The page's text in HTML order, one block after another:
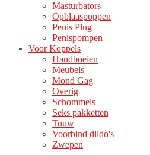
Masturbators
Opblaaspoppen
Penis Plug
Penispompen
Voor Koppels
Handboeien
Meubels
Mond Gag
Overig
Schommels
Seks pakketten
Touw
Voorbind dildo's
Zwepen